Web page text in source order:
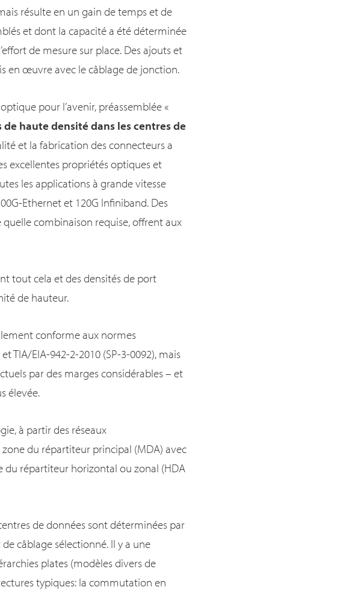
résulte en un gain de temps et de
et dont la capacité a été déterminée
de mesure sur place. Des ajouts et
en œuvre avec le câblage de jonction.
pour l’avenir, préassemblée «
de haute densité dans les centres de
et la fabrication des connecteurs a
excellentes propriétés optiques et
les applications à grande vitesse
Ethernet et 120G Infiniband. Des
combinaison requise, offrent aux
tout cela et des densités de port
de hauteur.
conforme aux normes
TIA/EIA-942-2-2010 (SP-3-0092), mais
par des marges considérables – et
élevée.
à partir des réseaux
du répartiteur principal (MDA) avec
du répartiteur horizontal ou zonal (HDA
de données sont déterminées par
câblage sélectionné. Il y a une
plates (modèles divers de
typiques: la commutation en